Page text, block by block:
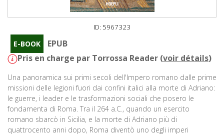
ID: 5967323
E-BOOK
EPUB
Pris en charge par Torrossa Reader (voir détails)
Una panoramica sui primi secoli dell'Impero romano dalle prime
missioni delle legioni fuori dai confini italici alla morte di Adriano:
le guerre, i leader e le trasformazioni sociali che posero le
fondamenta di Roma. Tra il 264 a.C., quando un esercito
romano sbarcò in Sicilia, e la morte di Adriano più di
quattrocento anni dopo, Roma diventò uno degli imperi